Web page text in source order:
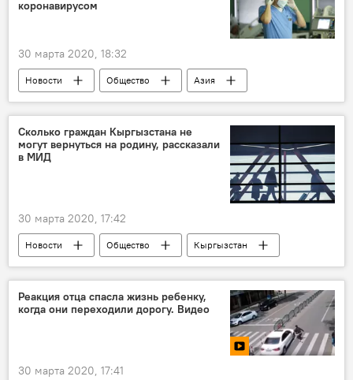
коронавирусом
30 марта 2020, 18:32
Новости Общество
Азия
В мире
Казахстан
медики
надбавка
зарплата
Распространение нового коронавируса COVID-19 в мире
Сколько граждан Кыргызстана не
могут вернуться на родину, рассказали
в МИД
30 марта 2020, 17:42
Новости Общество
Кыргызстан
МИД
соотечественники
возвращение
авиасообщение
Режим ЧС в Кыргызстане — что это значит
Реакция отца спасла жизнь ребенку,
когда они переходили дорогу. Видео
30 марта 2020, 17:41